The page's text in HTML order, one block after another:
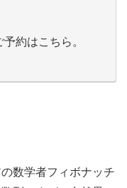
約はこちら。
数学者フィボナッチ